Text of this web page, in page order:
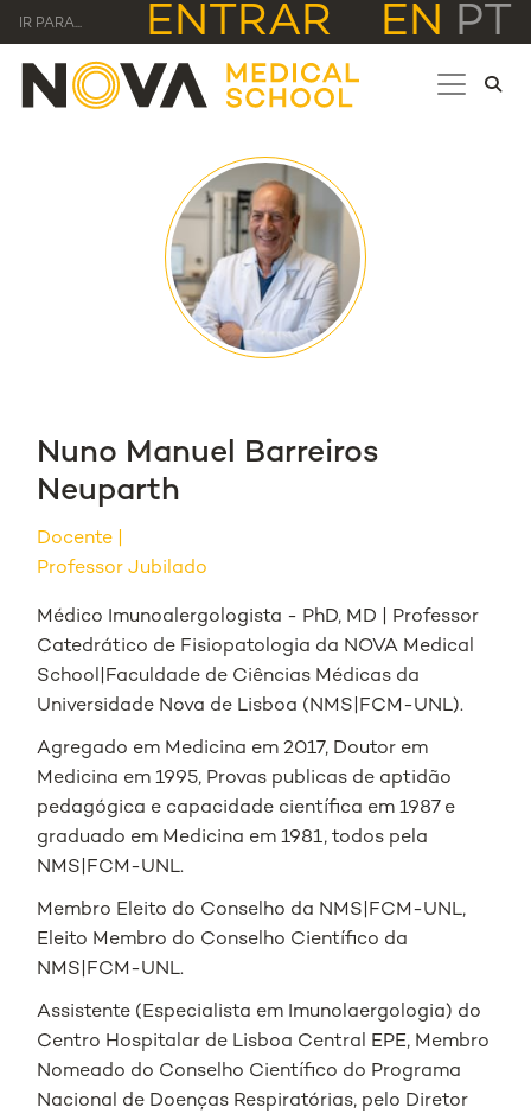
IR PARA... ENTRAR EN PT
Nuno Manuel Barreiros
Neuparth
Docente
Professor Jubilado
Médico Imunoalergologista - PhD, MD | Professor
Catedrático de Fisiopatologia da NOVA Medical
School|Faculdade de Ciências Médicas da
Universidade Nova de Lisboa (NMS|FCM-UNL).
Agregado em Medicina em 2017, Doutor em
Medicina em 1995, Provas publicas de aptidão
pedagógica e capacidade científica em 1987 e
graduado em Medicina em 1981, todos pela
NMS|FCM-UNL.
Membro Eleito do Conselho da NMS|FCM-UNL,
Eleito Membro do Conselho Científico da
NMS|FCM-UNL.
Assistente (Especialista em Imunolaergologia) do
Centro Hospitalar de Lisboa Central EPE, Membro
Nomeado do Conselho Científico do Programa
Nacional de Doenças Respiratórias, pelo Diretor